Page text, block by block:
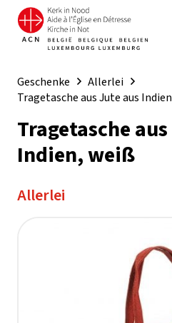
Geschenke
Allerlei
Tragetasche aus Jute aus
Tragetasche
Indien, weiß
Allerlei